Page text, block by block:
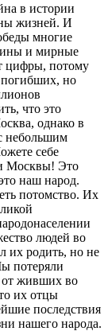
в истории
жизней. И
многие
и мирные
цифры, потому
погибших, но
что это
однако в
небольшим
себе
Москвы! Это
наш народ.
потомство. Их
людей во
их родить, но не
потеряли
от живших во
их отцы
последствия
нашего народа.